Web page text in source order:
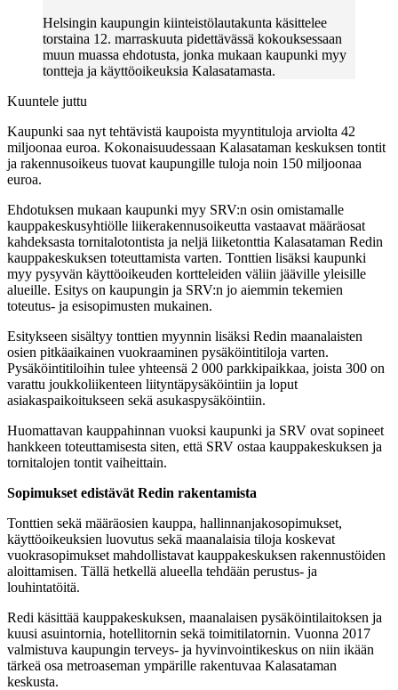
Helsingin kaupungin kiinteistölautakunta käsittelee
torstaina 12. marraskuuta pidettävässä kokouksessaan
muun muassa ehdotusta, jonka mukaan kaupunki myy
tontteja ja käyttöoikeuksia Kalasatamasta.
Kuuntele juttu
Kaupunki saa nyt tehtävistä kaupoista myyntituloja arviolta 42
miljoonaa euroa. Kokonaisuudessaan Kalasataman keskuksen tontit
ja rakennusoikeus tuovat kaupungille tuloja noin 150 miljoonaa
euroa.
Ehdotuksen mukaan kaupunki myy SRV:n osin omistamalle
kauppakeskusyhtiölle liikerakennusoikeutta vastaavat määräosat
kahdeksasta tornitalotontista ja neljä liiketonttia Kalasataman Redin
kauppakeskuksen toteuttamista varten. Tonttien lisäksi kaupunki
myy pysyvän käyttöoikeuden kortteleiden väliin jääville yleisille
alueille. Esitys on kaupungin ja SRV:n jo aiemmin tekemien
toteutus- ja esisopimusten mukainen.
Esitykseen sisältyy tonttien myynnin lisäksi Redin maanalaisten
osien pitkäaikainen vuokraaminen pysäköintitiloja varten.
Pysäköintitiloihin tulee yhteensä 2 000 parkkipaikkaa, joista 300 on
varattu joukkoliikenteen liityntäpysäköintiin ja loput
asiakaspaikoitukseen sekä asukaspysäköintiin.
Huomattavan kauppahinnan vuoksi kaupunki ja SRV ovat sopineet
hankkeen toteuttamisesta siten, että SRV ostaa kauppakeskuksen ja
tornitalojen tontit vaiheittain.
Sopimukset edistävät Redin rakentamista
Tonttien sekä määräosien kauppa, hallinnanjakosopimukset,
käyttöoikeuksien luovutus sekä maanalaisia tiloja koskevat
vuokrasopimukset mahdollistavat kauppakeskuksen rakennustöiden
aloittamisen. Tällä hetkellä alueella tehdään perustus- ja
louhintatöitä.
Redi käsittää kauppakeskuksen, maanalaisen pysäköintilaitoksen ja
kuusi asuintornia, hotellitornin sekä toimitilatornin. Vuonna 2017
valmistuva kaupungin terveys- ja hyvinvointikeskus on niin ikään
tärkeä osa metroaseman ympärille rakentuvaa Kalasataman
keskusta.